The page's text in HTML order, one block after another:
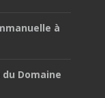
à
du Domaine